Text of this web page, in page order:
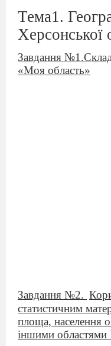
Тема1.
Херсонської
Завдання
«Моя область»
Завдання №2.
статистичним
площа, населення
іншими областями